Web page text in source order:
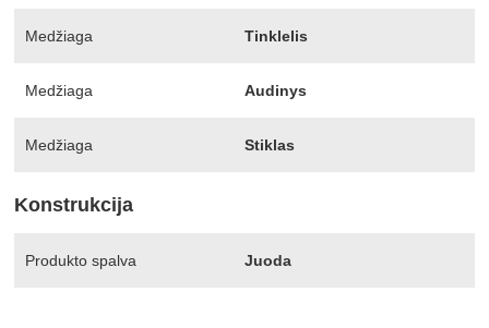
Medžiaga Tinklelis
Medžiaga Audinys
Medžiaga Stiklas
Konstrukcija
Produkto spalva Juoda